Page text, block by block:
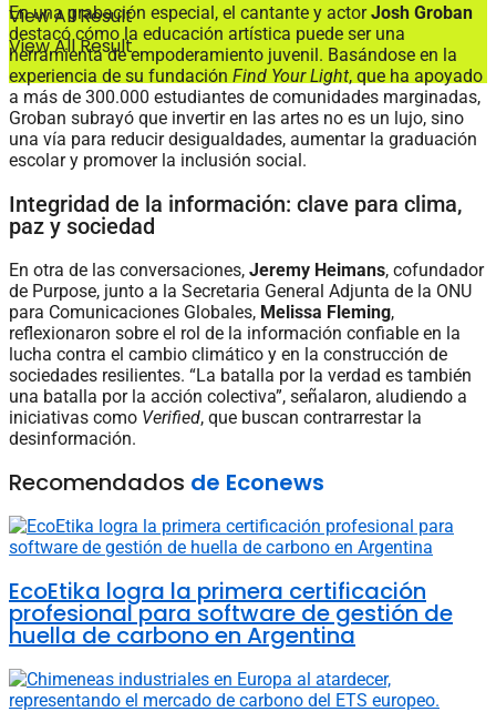
View All Result
View All Result
En una grabación especial, el cantante y actorJosh Groban
destacó cómo la educación artística puede ser una
herramienta de empoderamiento juvenil. Basándose en la
experiencia de su fundación Find Your Light, que ha apoyado
a más de 300.000 estudiantes de comunidades marginadas,
Groban subrayó que invertir en las artes no es un lujo, sino
una vía para reducir desigualdades, aumentar la graduación
escolar y promover la inclusión social.
Integridad de la información: clave para clima,
paz y sociedad
En otra de las conversaciones, Jeremy Heimans, cofundador
de Purpose, junto a la Secretaria General Adjunta de la ONU
para Comunicaciones Globales, Melissa Fleming,
reflexionaron sobre el rol de la información confiable en la
lucha contra el cambio climático y en la construcción de
sociedades resilientes. “La batalla por la verdad es también
una batalla por la acción colectiva”, señalaron, aludiendo a
iniciativas como Verified, que buscan contrarrestar la
desinformación.
Recomendados de Econews
EcoEtika logra la primera certificación
profesional para software de gestión de
huella de carbono en Argentina